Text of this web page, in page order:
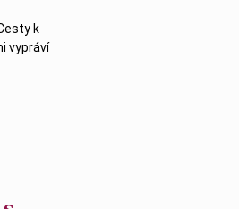
k
vypráví